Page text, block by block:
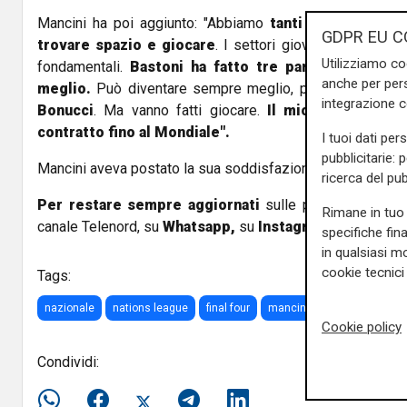
Mancini ha poi aggiunto: "Abbiamo tanti giovani
trovare spazio e giocare. I settori giovanili,
fondamentali.
Bastoni ha fatto tre partite in dieci
meglio. Può diventare sempre meglio, puòessere il
Bonucci. Ma vanno fatti giocare.
Il mio rinnovo?
contratto fino al Mondiale".
Mancini aveva postato la sua soddisfazione anche sulla
Per restare sempre aggiornati sulle principali
canale Telenord, su Whatsapp, su Instagram,su
Tags:
nazionale nations league final four mancini
Condividi:
GDPR EU
Utilizziamo
anche per
integrazione
I tuoi dati
pubblicitarie:
ricerca del
Rimane in
specifiche
in qualsiasi
cookie
Cookie policy